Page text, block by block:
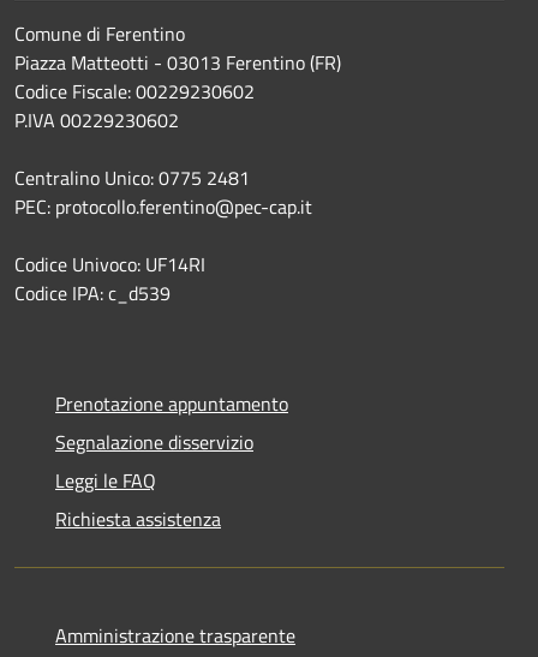
Comune di Ferentino
Piazza Matteotti - 03013 Ferentino (FR)
Codice Fiscale: 00229230602
P.IVA 00229230602
Centralino Unico: 0775 2481
PEC: protocollo.ferentino@pec-cap.it
Codice Univoco: UF14RI
Codice IPA: c_d539
Prenotazione appuntamento
Segnalazione disservizio
Leggi le FAQ
Richiesta assistenza
Amministrazione trasparente